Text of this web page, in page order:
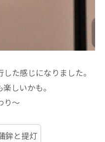
た感じになりました。
しいかも。
り～
鉾と提灯